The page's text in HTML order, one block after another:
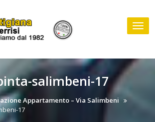
salimbeni-17
Appartamento – Via Salimbeni
17